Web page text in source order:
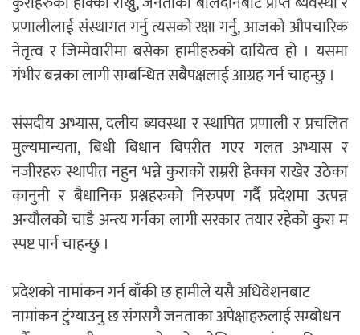
प्रणालीलाई संस्थागत गर्नु त्यसको रक्षा गर्नु, आजको औपचारिक
नेतृत्व र जिम्मेवारीमा बसेका हामीहरुको दायित्व हो । यसमा
गंभीर बन्नका लागी सम्बन्धित सबैपक्षलाई आग्रह गर्न चाहन्छु ।
संसदीय अभ्यास, दलीय ब्यवस्था र स्थापित प्रणाली र प्रचलित
मुल्यमान्यता, बिधी बिधान बिपरीत गएर गलत अभ्यास र
नजीरहरु स्थापीत नहुन भन्ने कुराको राम्ररी हेक्का राखेर उठेका
कानुनी र बैधानिक प्रश्नहरुको निरुपण गर्दै प्रदेशमा उत्पन्न
अन्यौलको चाडै अन्त्य गर्नका लागी सरकार तयार रहेको कुरा म
स्पष्ट पार्न चाहन्छु ।
प्रदेशको नामांकन गर्न बाँकी छ हामीले यसै अधिवेशनबाट
नामांकन टुंग्याउनु छ संगसगै जनताका अपेक्षाहरुलाई सम्बोधन